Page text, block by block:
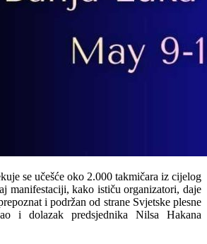
se učešće oko 2.000 takmičara iz cijelog
manifestaciji, kako ističu organizatori, daje
i podržan od strane Svjetske plesne
i dolazak predsjednika Nilsa Hakana